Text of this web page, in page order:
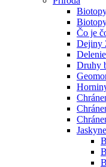
Čo je
Dejiny
Druhy